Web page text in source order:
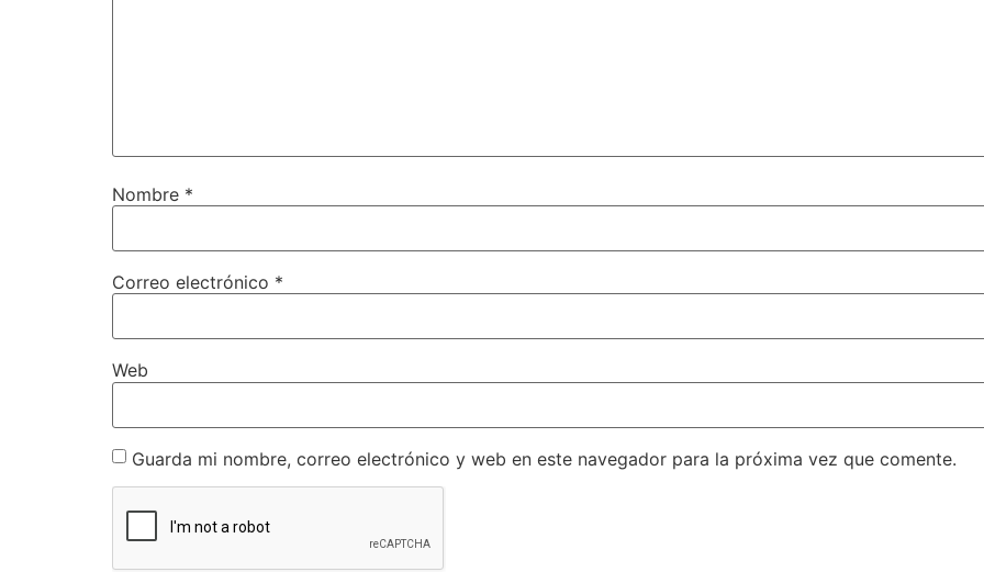
Nombre *
Correo electrónico *
Web
Guarda mi nombre, correo electrónico y web en este navegador para la próxima vez que comente.